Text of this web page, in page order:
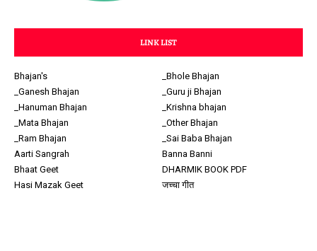
LINK LIST
Bhajan's
_Bhole Bhajan
_Ganesh Bhajan
_Guru ji Bhajan
_Hanuman Bhajan
_Krishna bhajan
_Mata Bhajan
_Other Bhajan
_Ram Bhajan
_Sai Baba Bhajan
Aarti Sangrah
Banna Banni
Bhaat Geet
DHARMIK BOOK PDF
Hasi Mazak Geet
जच्चा गीत